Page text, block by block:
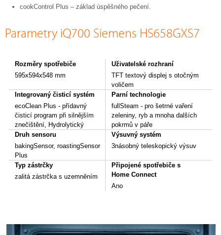
cookControl Plus – základ úspěšného pečení.
Parametry iQ700 Siemens HS658GXS7
Rozměry spotřebiče
595x594x548 mm
Uživatelské rozhraní
TFT textový displej s otočným
voličem
Integrovaný čisticí systém
ecoClean Plus - přídavný
čisticí program při silnějším
znečištění, Hydrolytický
Parní technologie
fullSteam - pro šetrné vaření
zeleniny, ryb a mnoha dalších
pokrmů v páře
Druh sensoru
bakingSensor, roastingSensor
Plus
Výsuvný systém
3násobný teleskopický výsuv
Typ zástrčky
zalitá zástrčka s uzemněním
Připojené spotřebiče s
Home Connect
Ano